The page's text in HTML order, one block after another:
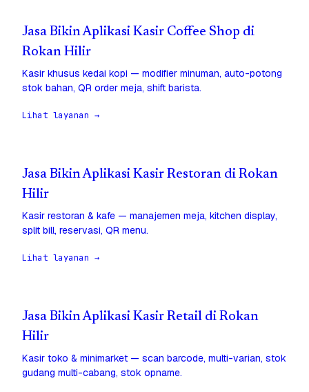
Jasa Bikin Aplikasi Kasir Coffee Shop di
Rokan Hilir
Kasir khusus kedai kopi — modifier minuman, auto-potong
stok bahan, QR order meja, shift barista.
Lihat layanan →
Jasa Bikin Aplikasi Kasir Restoran di Rokan
Hilir
Kasir restoran & kafe — manajemen meja, kitchen display,
split bill, reservasi, QR menu.
Lihat layanan →
Jasa Bikin Aplikasi Kasir Retail di Rokan
Hilir
Kasir toko & minimarket — scan barcode, multi-varian, stok
gudang multi-cabang, stok opname.